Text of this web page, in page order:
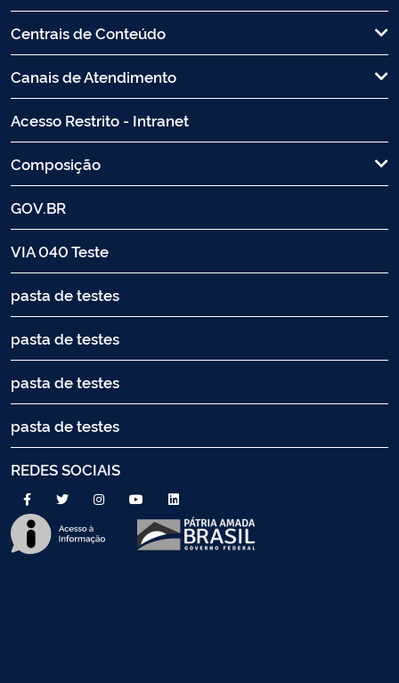
Centrais de Conteúdo
Canais de Atendimento
Acesso Restrito - Intranet
Composição
GOV.BR
VIA 040 Teste
pasta de testes
pasta de testes
pasta de testes
pasta de testes
REDES SOCIAIS